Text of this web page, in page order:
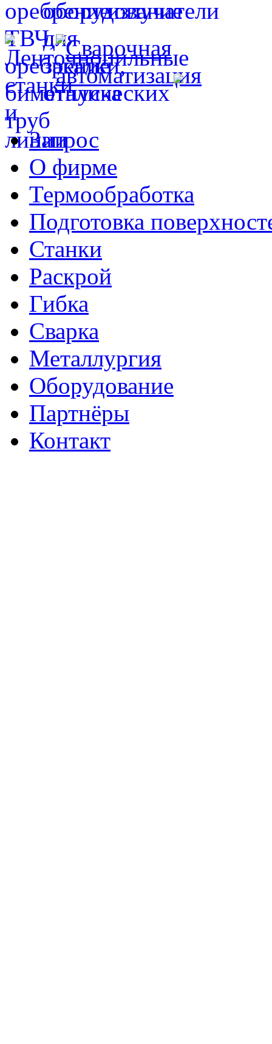
Запрос
О фирме
Термообработка
Подготовка
Станки
Раскрой
Гибка
Сварка
Металлургия
Оборудование
Партнёры
Контакт